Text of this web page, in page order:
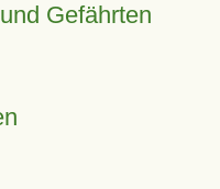
Gefährten